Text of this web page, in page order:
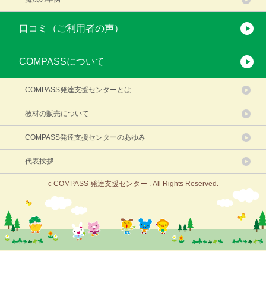
口コミ（ご利用者の声）
COMPASSについて
COMPASS発達支援センターとは
教材の販売について
COMPASS発達支援センターのあゆみ
代表挨拶
c COMPASS 発達支援センター . All Rights Reserved.